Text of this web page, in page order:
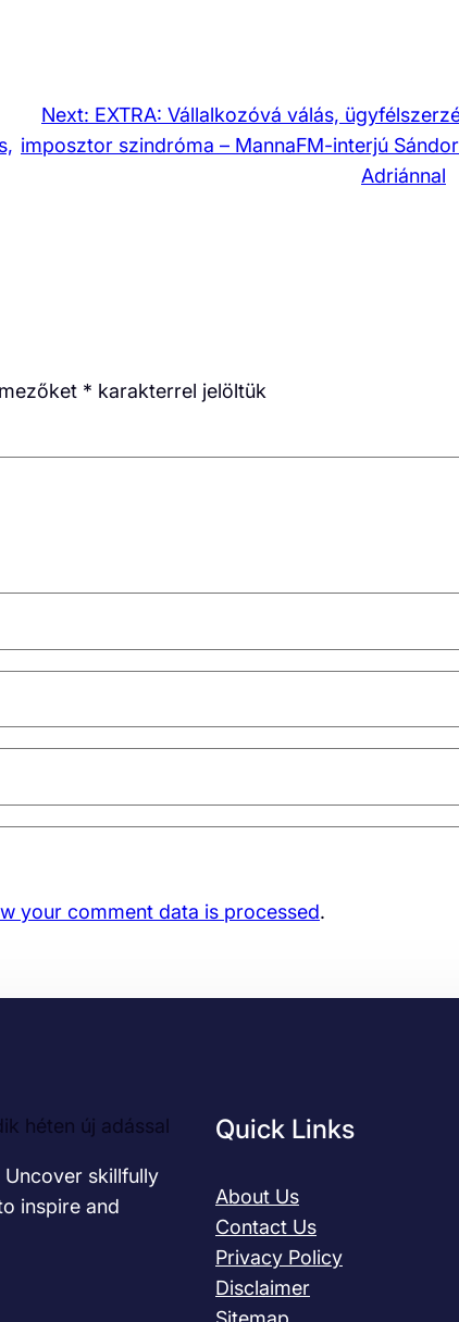
Next: EXTRA: Vállalkozóvá válás,
imposztor szindróma – MannaFM-interjú
Adriánnal
* karakterrel jelöltük
your comment data is processed.
héten új adással
skillfully
inspire and
Quick Links
About Us
Contact Us
Privacy Policy
Disclaimer